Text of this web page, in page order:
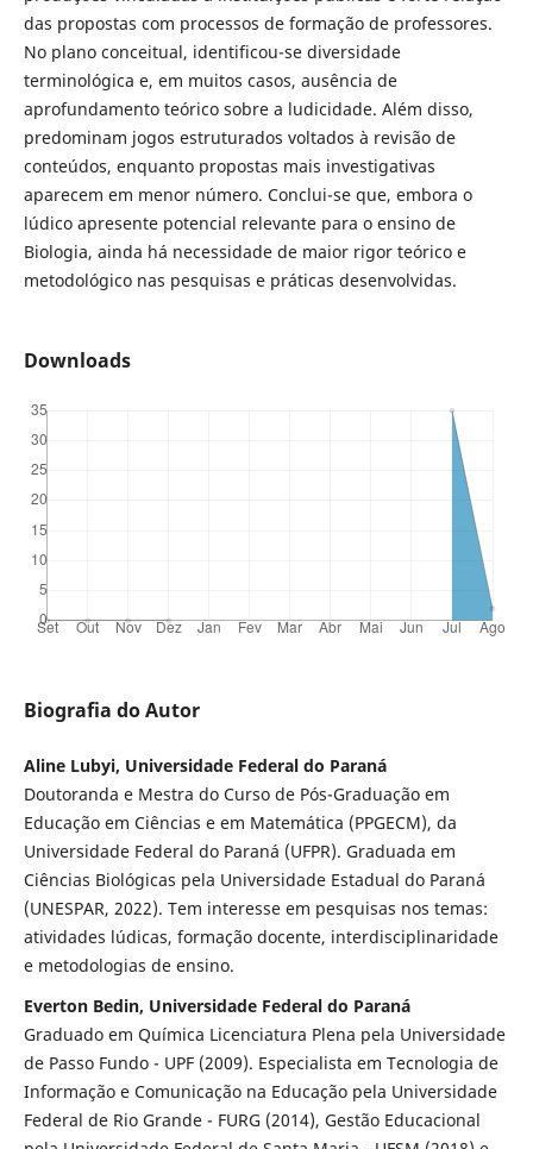
das propostas com processos de formação de professores.
No plano conceitual, identificou-se diversidade
terminológica e, em muitos casos, ausência de
aprofundamento teórico sobre a ludicidade. Além disso,
predominam jogos estruturados voltados à revisão de
conteúdos, enquanto propostas mais investigativas
aparecem em menor número. Conclui-se que, embora o
lúdico apresente potencial relevante para o ensino de
Biologia, ainda há necessidade de maior rigor teórico e
metodológico nas pesquisas e práticas desenvolvidas.
Downloads
Biografia do Autor
Aline Lubyi, Universidade Federal do Paraná
Doutoranda e Mestra do Curso de Pós-Graduação em
Educação em Ciências e em Matemática (PPGECM), da
Universidade Federal do Paraná (UFPR). Graduada em
Ciências Biológicas pela Universidade Estadual do Paraná
(UNESPAR, 2022). Tem interesse em pesquisas nos temas:
atividades lúdicas, formação docente, interdisciplinaridade
e metodologias de ensino.
Everton Bedin, Universidade Federal do Paraná
Graduado em Química Licenciatura Plena pela Universidade
de Passo Fundo - UPF (2009). Especialista em Tecnologia de
Informação e Comunicação na Educação pela Universidade
Federal de Rio Grande - FURG (2014), Gestão Educacional